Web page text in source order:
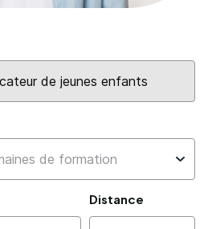
Distance